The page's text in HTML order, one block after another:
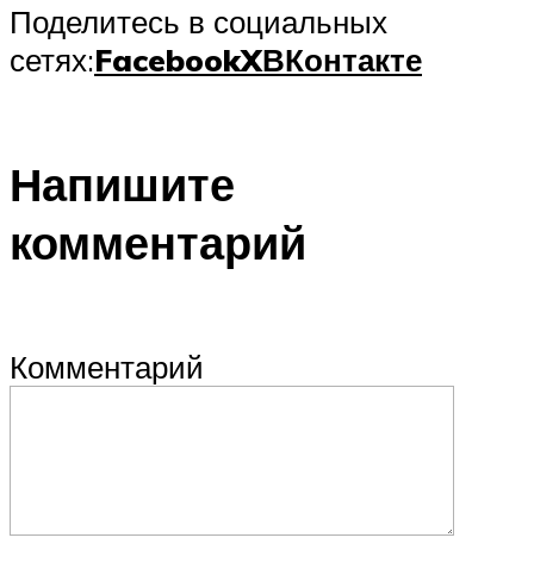
Поделитесь в социальных
сетях:FacebookXВКонтакте
Напишите
комментарий
Комментарий